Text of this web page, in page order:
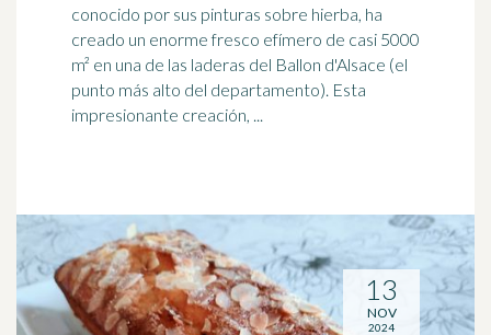
conocido por sus pinturas sobre hierba, ha
creado un enormefresco efímero de casi 5000
m² en una de las laderas del Ballon d'Alsace (el
punto más alto del departamento). Esta
impresionante creación, ...
13
NOV
2024